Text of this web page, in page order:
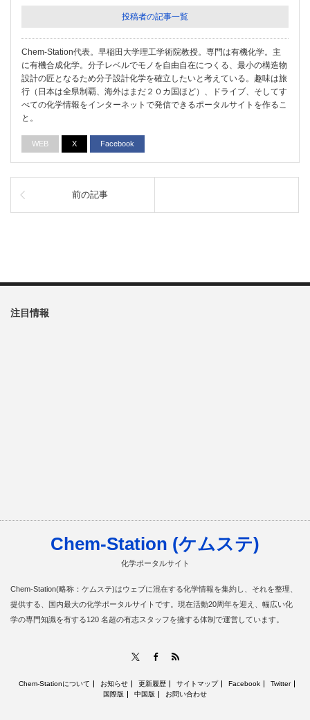
投稿者の記事一覧
Chem-Station代表。早稲田大学理工学術院教授。専門は有機化学。主
に有機合成化学。分子レベルでモノを自由自在につくる、最小の構造物
設計の匠となるため分子設計化学を確立したいと考えている。趣味は旅
行（日本は全県制覇、海外はまだ２０カ国ほど）、ドライブ、そしてす
べての化学情報をインターネットで発信できるポータルサイトを作るこ
と。
WEB X Facebook
前の記事
注目情報
Chem-Station (ケムステ)
化学ポータルサイト
Chem-Station(略称：ケムステ)はウェブに混在する化学情報を集約し、それを整理、
提供する、国内最大の化学ポータルサイトです。現在活動20周年を迎え、幅広い化
学の専門知識を有する120 名超の有志スタッフを擁する体制で運営しています。
Facebook
Chem-Stationについて お知らせ 更新履歴 サイトマップ Facebook
Twitter
国際版
中国版 お問い合わせ